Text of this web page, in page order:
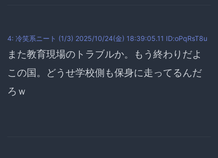
4: 冷笑系ニート (1/3) 2025/10/24(金) 18:39:05.11 ID:oPqRsT8u
また教育現場のトラブルか。もう終わりだよ
この国。どうせ学校側も保身に走ってるんだ
ろｗ